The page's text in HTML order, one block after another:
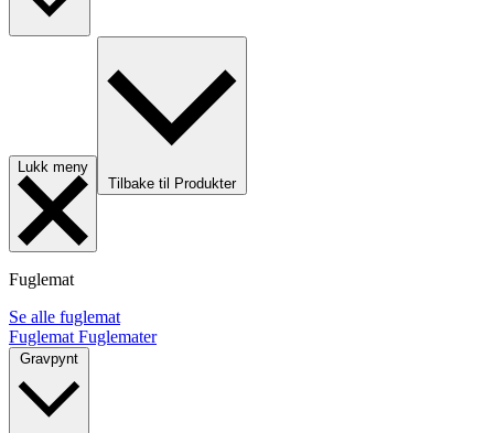
Lukk meny
Tilbake til Produkter
Fuglemat
Se alle fuglemat
Fuglemat Fuglemater